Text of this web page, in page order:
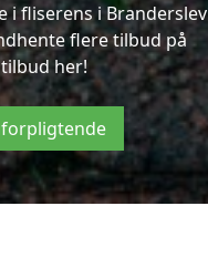
i fliserens i Branderslev
flere tilbud på
her!